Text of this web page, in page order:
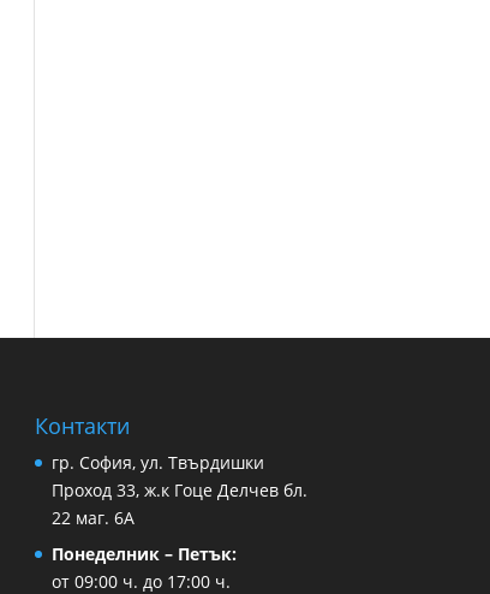
Контакти
гр. София, ул. Твърдишки
Проход 33, ж.к Гоце Делчев бл.
22 маг. 6А
Понеделник – Петък:
от 09:00 ч. до 17:00 ч.